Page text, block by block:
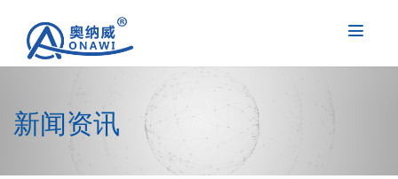
新闻资讯